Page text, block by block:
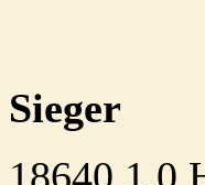
Sieger